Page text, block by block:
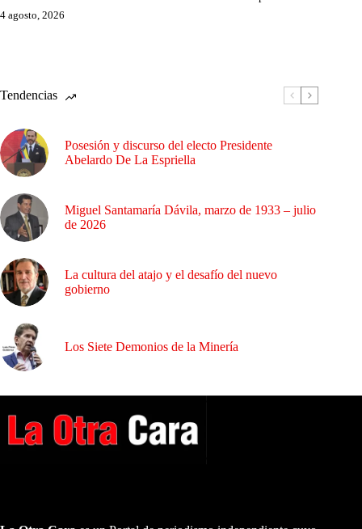
4 agosto, 2026
Tendencias
Posesión y discurso del electo Presidente
Abelardo De La Espriella
Miguel Santamaría Dávila, marzo de 1933 – julio
de 2026
La cultura del atajo y el desafío del nuevo
gobierno
Los Siete Demonios de la Minería